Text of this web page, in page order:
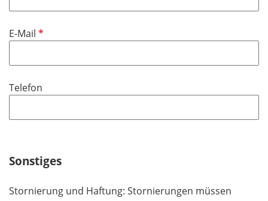
d
t
e
d
l
c
t
e
d
E-Mail P
l
c
t
l
Telefon
Sonstiges
Stornierung und Haftung: Stornierungen müssen